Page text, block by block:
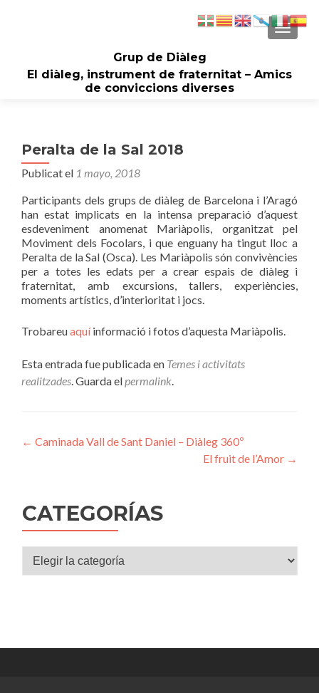
Grup de Diàleg
El diàleg, instrument de fraternitat – Amics
de conviccions diverses
Peralta de la Sal 2018
Publicat el 1 mayo, 2018
Participants dels grups de diàleg de Barcelona i l’Aragó
han estat implicats en la intensa preparació d’aquest
esdeveniment anomenat Mariàpolis, organitzat pel
Moviment dels Focolars, i que enguany ha tingut lloc a
Peralta de la Sal (Osca). Les Mariàpolis són convivències
per a totes les edats per a crear espais de diàleg i
fraternitat, amb excursions, tallers, experiències,
moments artístics, d’interioritat i jocs.
Trobareuaquíinformació i fotos d’aquesta Mariàpolis.
Esta entrada fue publicada en Temes i activitats
realitzades. Guarda elpermalink.
Navegación
← Caminada Vall de Sant Daniel – Diàleg 360º
El fruit de l’Amor →
CATEGORÍAS
Categorías